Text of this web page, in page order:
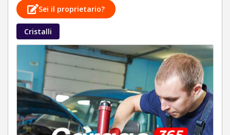
Sei il proprietario?
Cristalli